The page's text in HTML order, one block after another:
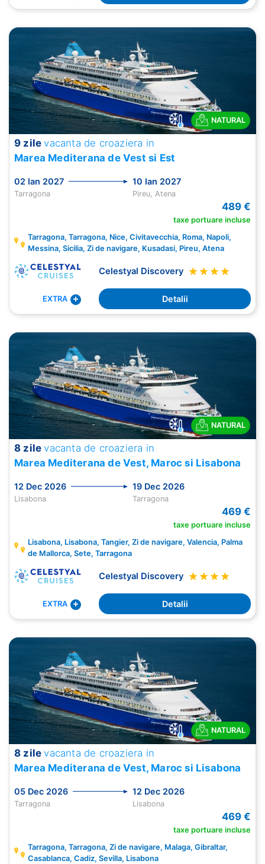
NATURAL
9 zile vacanta de croaziera in
Marea Mediterana de Vest si Est
02 Ian 2027 10 Ian 2027
Tarragona Pireu, Atena
489 €
taxe portuare incluse
Tarragona, Tarragona, Nice, Civitavecchia, Roma, Napoli,
Messina, Sicilia, Zi de navigare, Kusadasi, Pireu, Atena
Celestyal Discovery
EXTRA Detalii
NATURAL
8 zile vacanta de croaziera in
Marea Mediterana de Vest, Maroc si Lisabona
12 Dec 2026 19 Dec 2026
Lisabona Tarragona
469 €
taxe portuare incluse
Lisabona, Lisabona, Tangier, Zi de navigare, Valencia, Palma
de Mallorca, Sete, Tarragona
Celestyal Discovery
EXTRA Detalii
NATURAL
8 zile vacanta de croaziera in
Marea Mediterana de Vest, Maroc si Lisabona
05 Dec 2026 12 Dec 2026
Tarragona Lisabona
469 €
taxe portuare incluse
Tarragona, Tarragona, Zi de navigare, Malaga, Gibraltar,
Casablanca, Cadiz, Sevilla, Lisabona